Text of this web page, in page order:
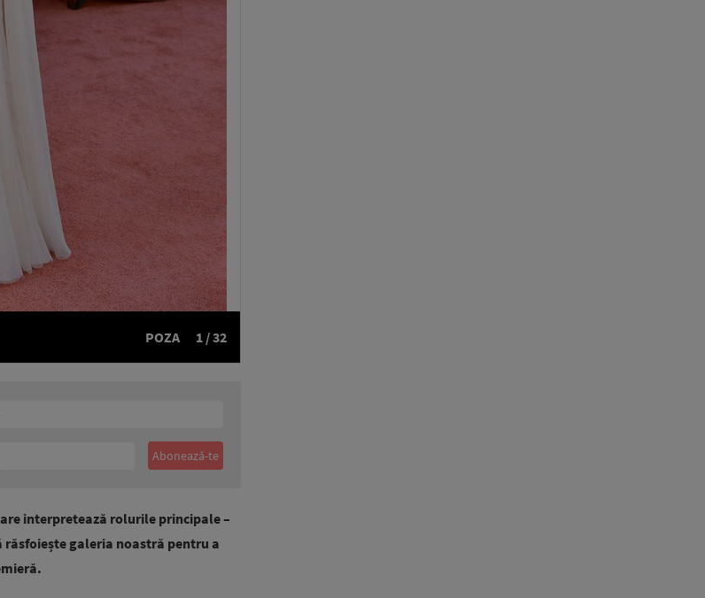
POZA 1 / 32
interpretează rolurile principale –
răsfoiește galeria noastră pentru a